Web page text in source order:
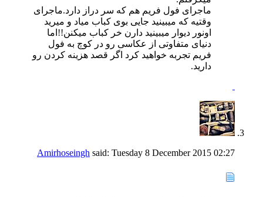
ماجرای فول فریم هم که سر دراز دارد.ماجرای
وقتیه که میبینید جایی بوی کباب میاد و میرید
اونور دیوار میبینید دارن خر کباب میکنن!!اما
دنیای متفاوتی از عکاسی رو در کوچ به فول
فریم تجربه خواهید کرد اگر قصد هزینه کردن رو
دارید.
Amirhoseingh said: Tuesday 8 December 2015 02:27